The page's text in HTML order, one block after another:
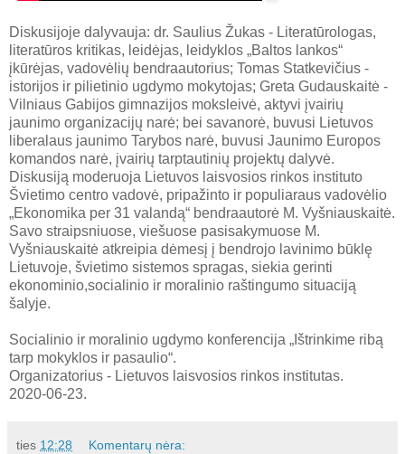
Diskusijoje dalyvauja: dr. Saulius Žukas - Literatūrologas,
literatūros kritikas, leidėjas, leidyklos „Baltos lankos“
įkūrėjas, vadovėlių bendraautorius; Tomas Statkevičius -
istorijos ir pilietinio ugdymo mokytojas; Greta Gudauskaitė -
Vilniaus Gabijos gimnazijos moksleivė, aktyvi įvairių
jaunimo organizacijų narė; bei savanorė, buvusi Lietuvos
liberalaus jaunimo Tarybos narė, buvusi Jaunimo Europos
komandos narė, įvairių tarptautinių projektų dalyvė.
Diskusiją moderuoja Lietuvos laisvosios rinkos instituto
Švietimo centro vadovė, pripažinto ir populiaraus vadovėlio
„Ekonomika per 31 valandą“ bendraautorė M. Vyšniauskaitė.
Savo straipsniuose, viešuose pasisakymuose M.
Vyšniauskaitė atkreipia dėmesį į bendrojo lavinimo būklę
Lietuvoje, švietimo sistemos spragas, siekia gerinti
ekonominio,socialinio ir moralinio raštingumo situaciją
šalyje.
Socialinio ir moralinio ugdymo konferencija „Ištrinkime ribą
tarp mokyklos ir pasaulio“.
Organizatorius - Lietuvos laisvosios rinkos institutas.
2020-06-23.
ties 12:28 Komentarų nėra: